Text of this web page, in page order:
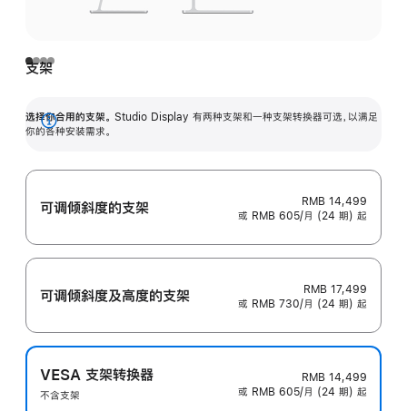
支架
选择你合用的支架。 Studio Display 有两种支架和一种支架转换器可选，以满足
你的各种安装需求。
展
可调倾斜度的支架
RMB 14,499
或 RMB 605/月 (24 期) 起
可调倾斜度及高‍度的支‍架
RMB 17,499
或 RMB 730/月 (24 期) 起
VESA 支架转换器
不含支架
RMB 14,499
或 RMB 605/月 (24 期) 起